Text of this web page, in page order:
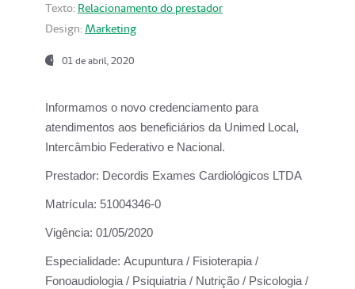
Texto: Relacionamento do prestador
Design: Marketing
01 de abril, 2020
Informamos o novo credenciamento para
atendimentos aos beneficiários da Unimed Local,
Intercâmbio Federativo e Nacional.
Prestador: Decordis Exames Cardiológicos LTDA
Matrícula: 51004346-0
Vigência: 01/05/2020
Especialidade: Acupuntura / Fisioterapia /
Fonoaudiologia / Psiquiatria / Nutrição / Psicologia /